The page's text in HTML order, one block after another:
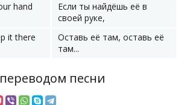
hand
Если ты найдёшь её в
своей руке,
it there
Оставь её там, оставь её
там...
песни